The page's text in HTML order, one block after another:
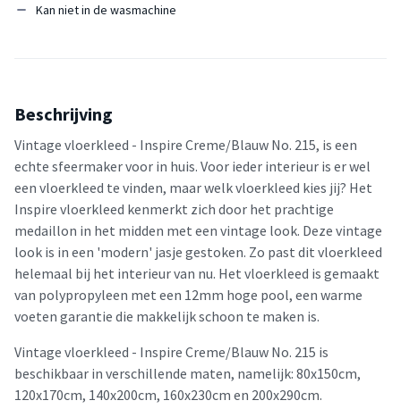
Kan niet in de wasmachine
Beschrijving
Vintage vloerkleed - Inspire Creme/Blauw No. 215, is een
echte sfeermaker voor in huis. Voor ieder interieur is er wel
een vloerkleed te vinden, maar welk vloerkleed kies jij? Het
Inspire vloerkleed kenmerkt zich door het prachtige
medaillon in het midden met een vintage look. Deze vintage
look is in een 'modern' jasje gestoken. Zo past dit vloerkleed
helemaal bij het interieur van nu. Het vloerkleed is gemaakt
van polypropyleen met een 12mm hoge pool, een warme
voeten garantie die makkelijk schoon te maken is.
Vintage vloerkleed - Inspire Creme/Blauw No. 215 is
beschikbaar in verschillende maten, namelijk: 80x150cm,
120x170cm, 140x200cm, 160x230cm en 200x290cm.